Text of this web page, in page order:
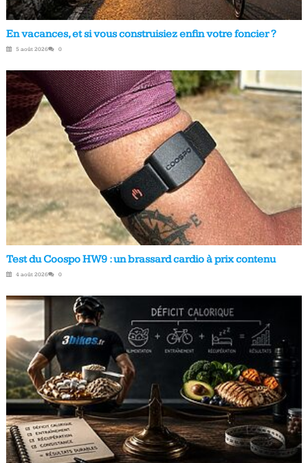
En vacances, et si vous construisiez enfin votre foncier ?
5 août 2026 0
Test du Coospo HW9 : un brassard cardio à prix contenu
4 août 2026 0